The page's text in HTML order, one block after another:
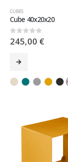
CUBES
Cube 40x20x20
0sur 5
245,00 €